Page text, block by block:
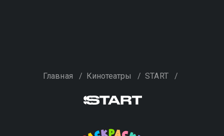
Главная / Кинотеатры / START /